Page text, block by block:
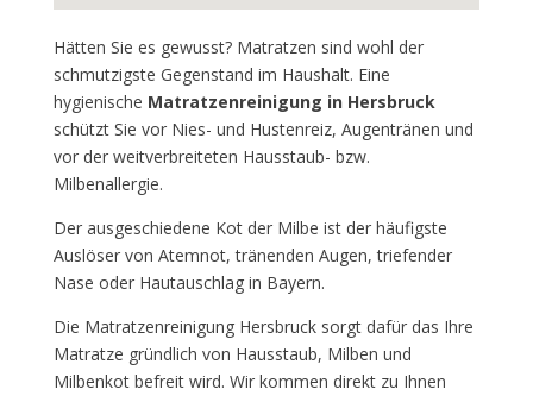
Hätten Sie es gewusst? Matratzen sind wohl der
schmutzigste Gegenstand im Haushalt. Eine
hygienische Matratzenreinigung in Hersbruck
schützt Sie vor Nies- und Hustenreiz, Augentränen und
vor der weitverbreiteten Hausstaub- bzw.
Milbenallergie.
Der ausgeschiedene Kot der Milbe ist der häufigste
Auslöser von Atemnot, tränenden Augen, triefender
Nase oder Hautauschlag in Bayern.
Die Matratzenreinigung Hersbruck sorgt dafür das Ihre
Matratze gründlich von Hausstaub, Milben und
Milbenkot befreit wird. Wir kommen direkt zu Ihnen